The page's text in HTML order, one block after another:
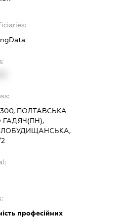
ПОЛТАВСЬКА
ГАДЯЧ(ПН),
професійних